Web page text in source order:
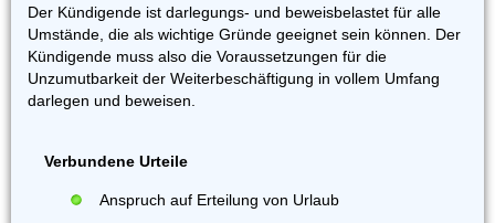
Der Kündigende ist darlegungs- und beweisbelastet für alle
Umstände, die als wichtige Gründe geeignet sein können. Der
Kündigende muss also die Voraussetzungen für die
Unzumutbarkeit der Weiterbeschäftigung in vollem Umfang
darlegen und beweisen.
Verbundene Urteile
Anspruch auf Erteilung von Urlaub